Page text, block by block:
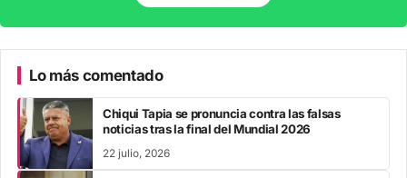
Lo más comentado
Chiqui Tapia se pronuncia contra las falsas
noticias tras la final del Mundial 2026
22 julio, 2026